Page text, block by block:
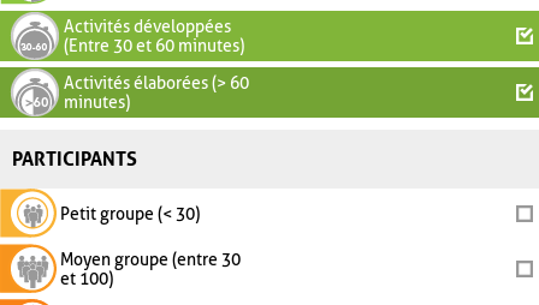
Activités développées
(Entre 30 et 60 minutes)
Activités élaborées (> 60
minutes)
PARTICIPANTS
Petit groupe (< 30)
Moyen groupe (entre 30
et 100)